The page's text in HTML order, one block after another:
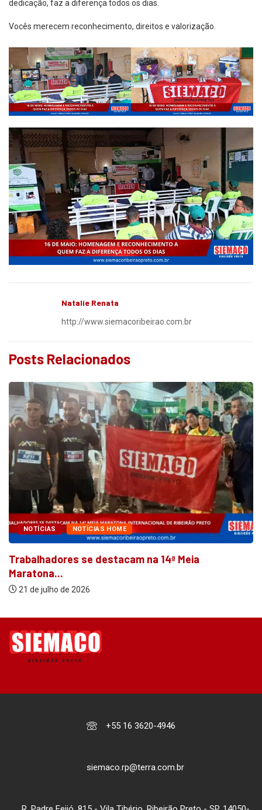
dedicação, faz a diferença todos os dias.
Vocês merecem reconhecimento, direitos e valorização.
Natalie Renata
http://www.siemacoribeirao.com.br
Posts Relacionados
NOTÍCIAS NOTÍCIAS HOME
Trabalhadores se destacam na 14ª Meia
Maratona...
21 de julho de 2026
+55 16 3620-4946
siemaco.rp@terra.com.br